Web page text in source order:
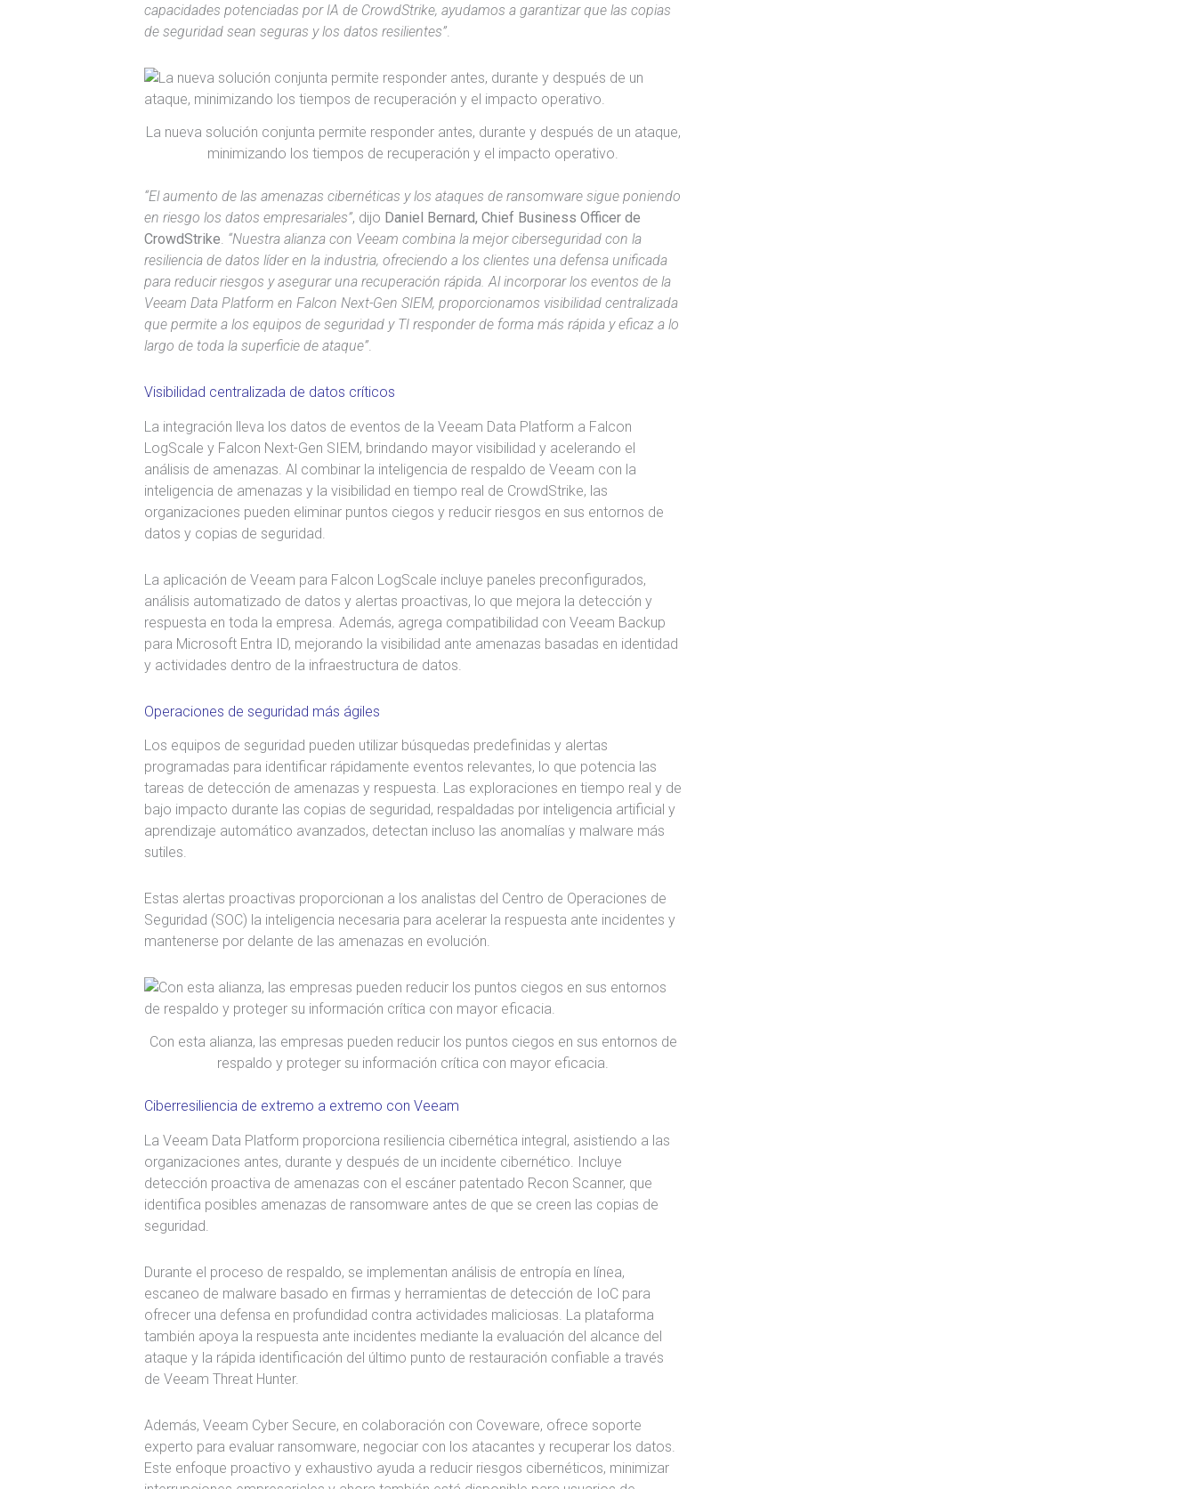
capacidades potenciadas por IA de CrowdStrike, ayudamos a garantizar que las copias
de seguridad sean seguras y los datos resilientes”.
La nueva solución conjunta permite responder antes, durante y después de un ataque,
minimizando los tiempos de recuperación y el impacto operativo.
“El aumento de las amenazas cibernéticas y los ataques de ransomware sigue poniendo
en riesgo los datos empresariales”, dijo Daniel Bernard, Chief Business Officer de
CrowdStrike “Nuestra alianza con Veeam combina la mejor ciberseguridad con la
resiliencia de datos líder en la industria, ofreciendo a los clientes una defensa unificada
para reducir riesgos y asegurar una recuperación rápida. Al incorporar los eventos de la
Veeam Data Platform en Falcon Next-Gen SIEM, proporcionamos visibilidad centralizada
que permite a los equipos de seguridad y TI responder de forma más rápida y eficaz a lo
largo de toda la superficie de ataque”
Visibilidad centralizada de datos críticos
La integración lleva los datos de eventos de la Veeam Data Platform a Falcon
LogScale y Falcon Next-Gen SIEM, brindando mayor visibilidad y acelerando el
análisis de amenazas. Al combinar la inteligencia de respaldo de Veeam con la
inteligencia de amenazas y la visibilidad en tiempo real de CrowdStrike, las
organizaciones pueden eliminar puntos ciegos y reducir riesgos en sus entornos de
datos y copias de seguridad.
La aplicación de Veeam para Falcon LogScale incluye paneles preconfigurados,
análisis automatizado de datos y alertas proactivas, lo que mejora la detección y
respuesta en toda la empresa. Además, agrega compatibilidad con Veeam Backup
para Microsoft Entra ID, mejorando la visibilidad ante amenazas basadas en identidad
y actividades dentro de la infraestructura de datos.
Operaciones de seguridad más ágiles
Los equipos de seguridad pueden utilizar búsquedas predefinidas y alertas
programadas para identificar rápidamente eventos relevantes, lo que potencia las
tareas de detección de amenazas y respuesta. Las exploraciones en tiempo real y de
bajo impacto durante las copias de seguridad, respaldadas por inteligencia artificial y
aprendizaje automático avanzados, detectan incluso las anomalías y malware más
sutiles.
Estas alertas proactivas proporcionan a los analistas del Centro de Operaciones de
Seguridad (SOC) la inteligencia necesaria para acelerar la respuesta ante incidentes y
mantenerse por delante de las amenazas en evolución.
Con esta alianza, las empresas pueden reducir los puntos ciegos en sus entornos de
respaldo y proteger su información crítica con mayor eficacia.
Ciberresiliencia de extremo a extremo con Veeam
La Veeam Data Platform proporciona resiliencia cibernética integral, asistiendo a las
organizaciones antes, durante y después de un incidente cibernético. Incluye
detección proactiva de amenazas con el escáner patentado Recon Scanner, que
identifica posibles amenazas de ransomware antes de que se creen las copias de
seguridad.
Durante el proceso de respaldo, se implementan análisis de entropía en línea,
escaneo de malware basado en firmas y herramientas de detección de IoC para
ofrecer una defensa en profundidad contra actividades maliciosas. La plataforma
también apoya la respuesta ante incidentes mediante la evaluación del alcance del
ataque y la rápida identificación del último punto de restauración confiable a través
de Veeam Threat Hunter.
Además, Veeam Cyber Secure, en colaboración con Coveware, ofrece soporte
experto para evaluar ransomware, negociar con los atacantes y recuperar los datos.
Este enfoque proactivo y exhaustivo ayuda a reducir riesgos cibernéticos, minimizar